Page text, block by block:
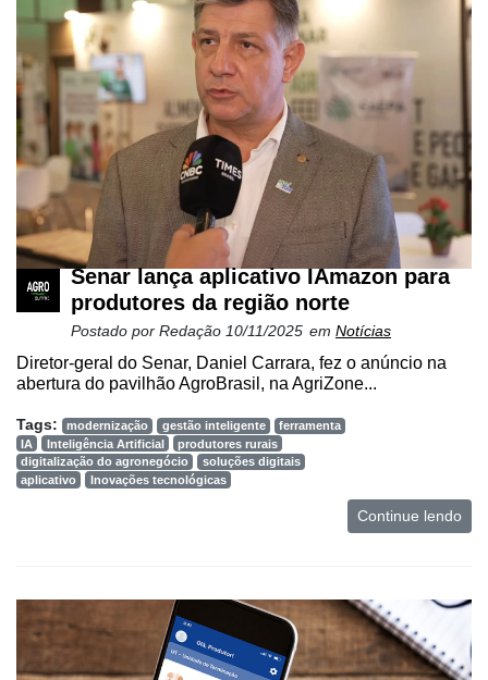
Tecprime
Agro
Lean
Way
Consulting
Manager
CHB
Senar lança aplicativo IAmazon para
produtores da região norte
Postado por Redação 10/11/2025 em Notícias
Diretor-geral do Senar, Daniel Carrara, fez o anúncio na
abertura do pavilhão AgroBrasil, na AgriZone...
Tags: modernização gestão inteligente
ferramenta
IA
Inteligência Artificial
produtores rurais
digitalização do agronegócio
soluções digitais
aplicativo
Inovações tecnológicas
Continue lendo